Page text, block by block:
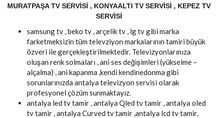
MURATPAŞA TV SERVISI , KONYAALTI TV SERVISI , KEPEZ TV
SERVISI
samsung tv , beko tv , arçelik tv , lg tv gibi marka
farketmeksizin tüm televziyon markalarının tamiri büyük
özveri ile gerçekleştirilmektedir. Televizyonlarınıza
oluşan renk solmaları , ani ses değişimleri (yükselme –
alçalma) , ani kapanma ,kendi kendinedonma gibi
sorunlarınızda antalya televizyon servisi olarak
profesyonel çözüm sunmaktayız.
antalya led tv tamir , antalya Qled tv tamir , antalya oled
tv tamir , antalya Curved tv tamir ,antalya lcd tv tamir,